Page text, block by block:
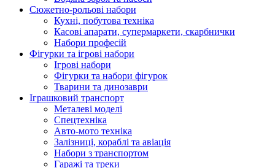
Сюжетно-рольові набори
Кухні, побутова техніка
Касові апарати, супермаркети, скарбнички
Набори професій
Фігурки та ігрові набори
Ігрові набори
Фігурки та набори фігурок
Тварини та динозаври
Іграшковий транспорт
Металеві моделі
Спецтехніка
Авто-мото техніка
Залізниці, кораблі та авіація
Набори з транспортом
Гаражі та треки